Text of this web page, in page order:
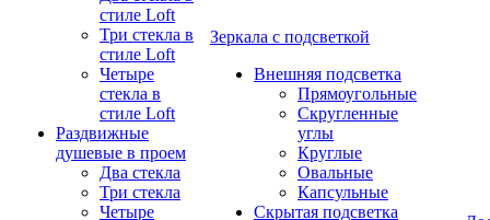
стиле Loft
Три стекла в
стиле Loft
Четыре
стекла в
стиле Loft
Раздвижные
душевые в проем
Два стекла
Три стекла
Четыре
Зеркала с подсветкой
Внешняя подсветка
Прямоугольные
Скругленные
углы
Круглые
Овальные
Капсульные
Скрытая подсветка